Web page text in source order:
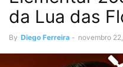
da Lua das
By Diego Ferreira - novembro